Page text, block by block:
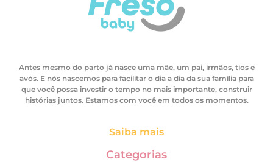
Antes mesmo do parto já nasce uma mãe, um pai, irmãos, tios e
avós. E nós nascemos para facilitar o dia a dia da sua família para
que você possa investir o tempo no mais importante, construir
histórias juntos. Estamos com você em todos os momentos.
Saiba mais
Categorias